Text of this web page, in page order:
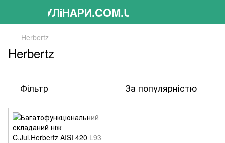
КУЛіНАРИ.COM.UA
Herbertz
Herbertz
Фільтр За популярністю